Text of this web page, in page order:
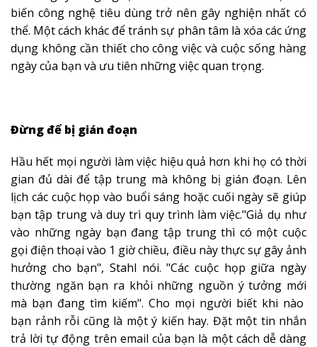
biến công nghệ tiêu dùng trở nên gây nghiện nhất có
thể. Một cách khác để tránh sự phân tâm là xóa các ứng
dụng không cần thiết cho công việc và cuộc sống hàng
ngày của bạn và ưu tiên những việc quan trọng.
Đừng để bị gián đoạn
Hầu hết mọi người làm việc hiệu quả hơn khi họ có thời
gian đủ dài để tập trung mà không bị gián đoạn. Lên
lịch các cuộc họp vào buổi sáng hoặc cuối ngày sẽ giúp
bạn tập trung và duy trì quy trình làm việc."Giả dụ như
vào những ngày bạn đang tập trung thì có một cuộc
gọi điện thoại vào 1 giờ chiều, điều này thực sự gây ảnh
hưởng cho bạn", Stahl nói. "Các cuộc họp giữa ngày
thường ngăn bạn ra khỏi những nguồn ý tưởng mới
mà bạn đang tìm kiếm". Cho mọi người biết khi nào
bạn rảnh rỗi cũng là một ý kiến hay. Đặt một tin nhắn
trả lời tự động trên email của bạn là một cách dễ dàng